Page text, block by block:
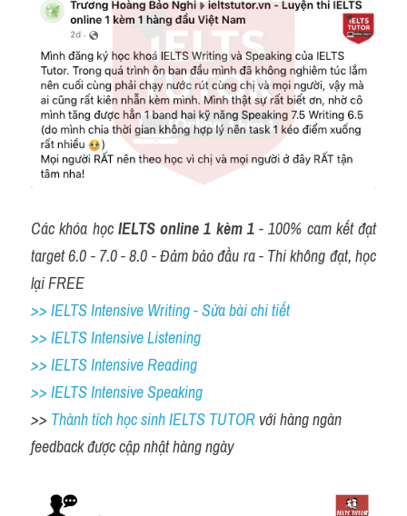
Các khóa học IELTS online 1 kèm 1 - 100% cam kết đạt
target 6.0 - 7.0 - 8.0 - Đảm bảo đầu ra - Thi không đạt, học
lại FREE
>> IELTS Intensive Writing - Sửa bài chi tiết
>> IELTS Intensive Listening
>> IELTS Intensive Reading
>> IELTS Intensive Speaking
>> Thành tích học sinh IELTS TUTOR với hàng ngàn
feedback được cập nhật hàng ngày